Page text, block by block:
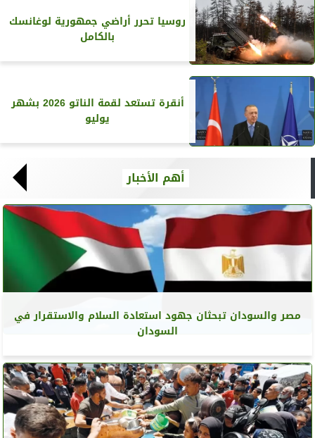
روسيا تحرر أراضي جمهورية لوغانسك
بالكامل
أنقرة تستعد لقمة الناتو 2026 بشهر
يوليو
أهم الأخبار
مصر والسودان تبحثان جهود استعادة السلام والاستقرار في
السودان